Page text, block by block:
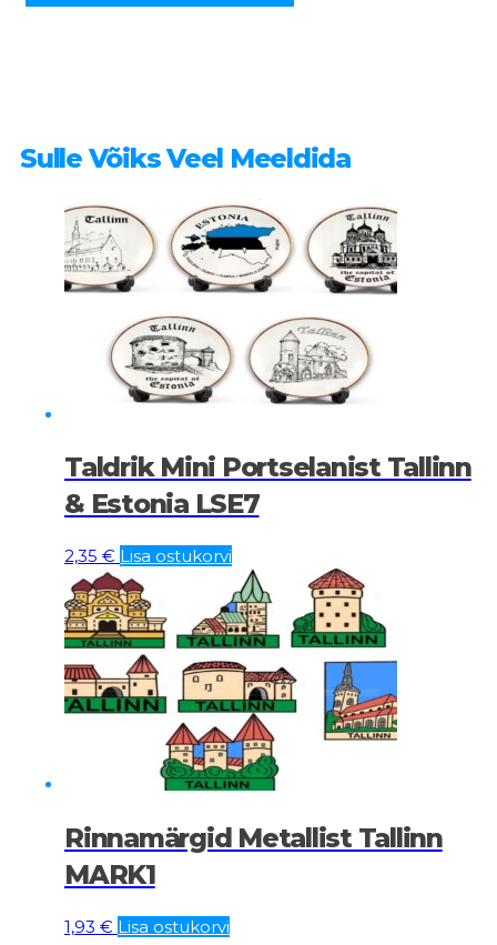
Sulle Võiks Veel Meeldida
Taldrik Mini Portselanist Tallinn
& Estonia LSE7
2,35 € Lisa ostukorvi
Rinnamärgid Metallist Tallinn
MARK1
1,93 € Lisa ostukorvi